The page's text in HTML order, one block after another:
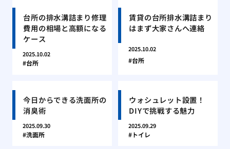
台所の排水溝詰まり修理
費用の相場と高額になる
ケース
2025.10.02
台所
賃貸の台所排水溝詰まり
はまず大家さんへ連絡
2025.10.02
台所
今日からできる洗面所の
消臭術
2025.09.30
洗面所
ウォシュレット設置！
DIYで挑戦する魅力
2025.09.29
トイレ